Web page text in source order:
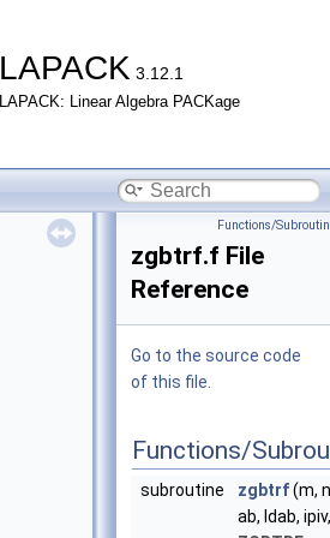
LAPACK 3.12.1
LAPACK: Linear Algebra PACKage
Functions/
zgbtrf.f File
Reference
Go to the source code
of this file.
Functions/
subroutine zgbtrf(m,
ab, ldab,